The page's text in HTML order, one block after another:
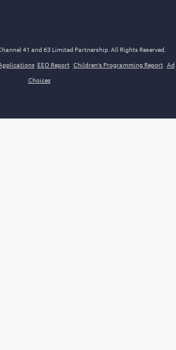
41 and 63 Limited Partnership. All Rights Reserved.
EEO Report Children's Programming Report Ad
Choices